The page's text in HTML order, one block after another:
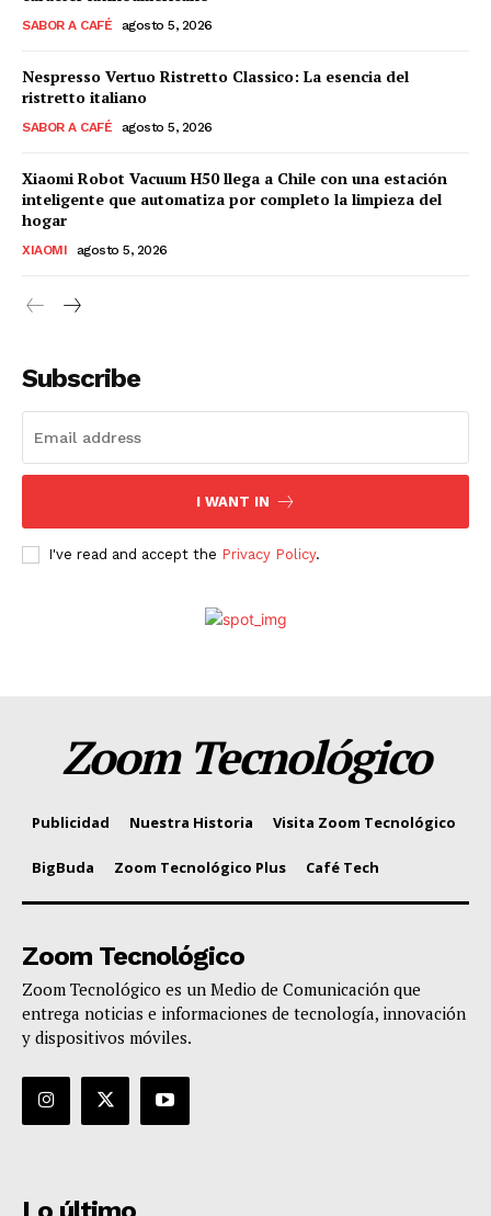
SABOR A CAFÉ agosto 5, 2026
Nespresso Vertuo Ristretto Classico: La esencia del
ristretto italiano
SABOR A CAFÉ agosto 5, 2026
Xiaomi Robot Vacuum H50 llega a Chile con una estación
inteligente que automatiza por completo la limpieza del
hogar
XIAOMI agosto 5, 2026
Subscribe
I WANT IN
I've read and accept the Privacy Policy.
Zoom Tecnológico
Publicidad Nuestra Historia Visita Zoom Tecnológico
BigBuda Zoom Tecnológico Plus Café Tech
Zoom Tecnológico
Zoom Tecnológico es un Medio de Comunicación que
entrega noticias e informaciones de tecnología, innovación
y dispositivos móviles.